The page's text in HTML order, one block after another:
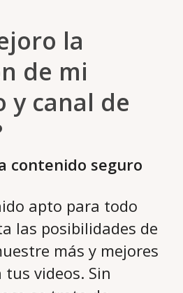
la
de mi
y canal de
contenido seguro
apto para todo
las posibilidades de
más y mejores
videos. Sin